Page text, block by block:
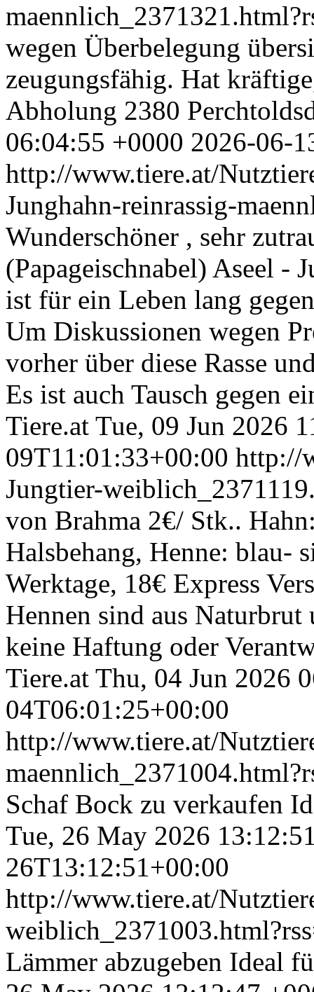
wegen Überbelegung
zeugungsfähig. Hat
Abholung 2380
06:04:55 +0000 2026-06-
http://www.tiere.at/
Junghahn-reinrassig-
Wunderschöner , sehr
(Papageischnabel) Aseel -
ist für ein Leben lang
Um Diskussionen wegen
vorher über diese Rasse
Es ist auch Tausch gegen
Tiere.at Tue, 09 Jun 2026
09T11:01:33+00:00 http://
Jungtier-
von Brahma 2€/ Stk..
Halsbehang, Henne: blau-
Werktage, 18€ Express
Hennen sind aus
keine Haftung oder
Tiere.at Thu, 04 Jun 2026
04T06:01:25+00:00
http://www.tiere.at/
Schaf Bock zu verkaufen
Tue, 26 May 2026
26T13:12:51+00:00
http://www.tiere.at/
Lämmer abzugeben Ideal